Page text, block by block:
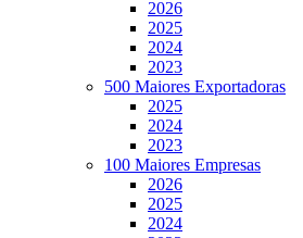
2026
2025
2024
2023
500 Maiores Exportadoras
2025
2024
2023
100 Maiores Empresas
2026
2025
2024